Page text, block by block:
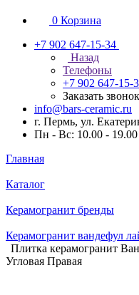
0 Корзина
+7 902 647-15-34
Назад
Телефоны
+7 902 647-15-
Заказать звонок
info@bars-ceramic.ru
г. Пермь, ул.
Пн - Вс: 10.00 - 19.00
Главная
Каталог
Керамогранит бренды
Керамогранит вандефул
Плитка керамогранит
Угловая Правая